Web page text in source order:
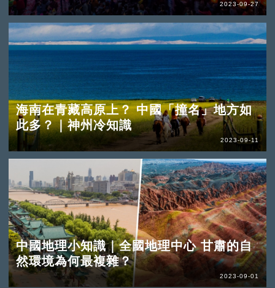
2023-09-27
海南在青藏高原上？ 中國「撞名」地方如
此多？｜神州冷知識
2023-09-11
中國地理小知識｜全國地理中心 甘肅的自
然環境為何最複雜？
2023-09-01